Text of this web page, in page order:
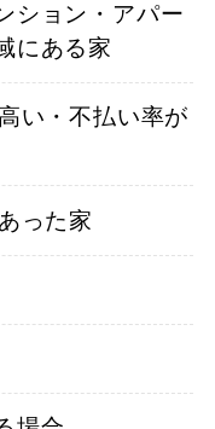
ション・アパー
にある家
い・不払い率が
った家